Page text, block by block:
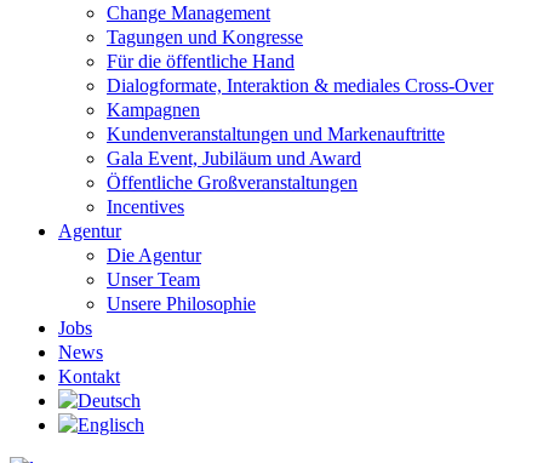
Change Management
Tagungen und Kongresse
Für die öffentliche Hand
Dialogformate, Interaktion & mediales Cross-Over
Kampagnen
Kundenveranstaltungen und Markenauftritte
Gala Event, Jubiläum und Award
Öffentliche Großveranstaltungen
Incentives
Agentur
Die Agentur
Unser Team
Unsere Philosophie
Jobs
News
Kontakt